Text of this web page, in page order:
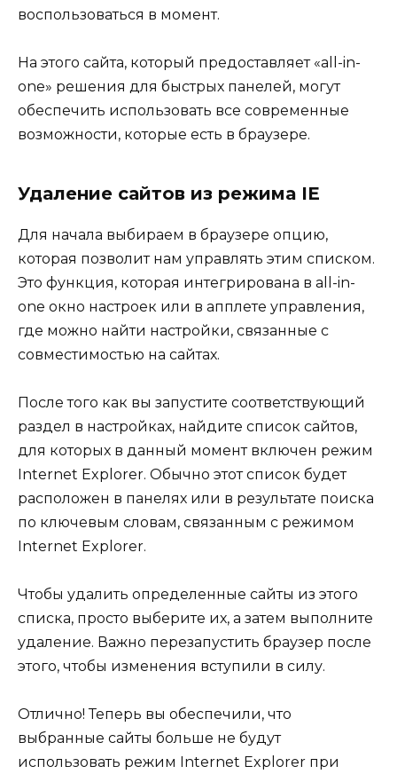
воспользоваться в момент.
На этого сайта, который предоставляет «all-in-
one» решения для быстрых панелей, могут
обеспечить использовать все современные
возможности, которые есть в браузере.
Удаление сайтов из режима IE
Для начала выбираем в браузере опцию,
которая позволит нам управлять этим списком.
Это функция, которая интегрирована в all-in-
one окно настроек или в апплете управления,
где можно найти настройки, связанные с
совместимостью на сайтах.
После того как вы запустите соответствующий
раздел в настройках, найдите список сайтов,
для которых в данный момент включен режим
Internet Explorer. Обычно этот список будет
расположен в панелях или в результате поиска
по ключевым словам, связанным с режимом
Internet Explorer.
Чтобы удалить определенные сайты из этого
списка, просто выберите их, а затем выполните
удаление. Важно перезапустить браузер после
этого, чтобы изменения вступили в силу.
Отлично! Теперь вы обеспечили, что
выбранные сайты больше не будут
использовать режим Internet Explorer при